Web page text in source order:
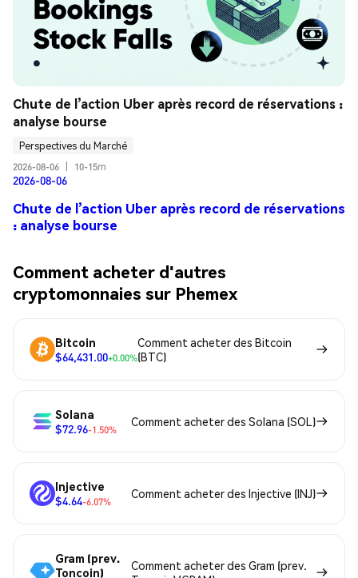
Chute de l’action Uber après record de réservations :
analyse bourse
Perspectives du Marché
2026-08-06
10-15m
2026-08-06
Chute de l’action Uber après record de réservations
: analyse bourse
Comment acheter d'autres
cryptomonnaies sur Phemex
Bitcoin
$64,431.00+0.00%
Comment acheter des Bitcoin
(BTC)
Solana
$72.96-1.50%
Comment acheter des Solana (SOL)
Injective
$4.64-6.07%
Comment acheter des Injective (INJ)
Gram (prev.
Toncoin)
Comment acheter des Gram (prev.